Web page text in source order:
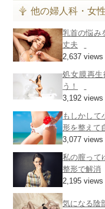
他の婦人科・女
乳首の悩み
丈夫
2,637 views
処女膜再
う！
3,192 views
もしかして
形を整えて
3,077 views
私の膣って
整形で解消
2,195 views
気になる陰